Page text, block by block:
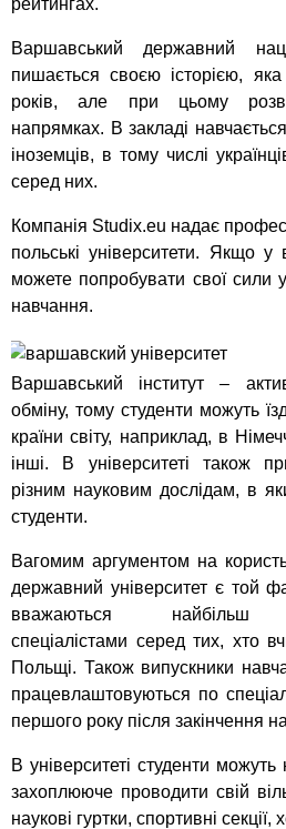
Варшавський державний
пишається своєю історією,
років, але при цьому
напрямках. В закладі
іноземців, в тому числі
серед них.
Компанія Studix.eu надає
польські університети. Якщо
можете попробувати свої сили
навчання.
Варшавський інститут –
обміну, тому студенти можуть
країни світу, наприклад, в
інші. В університеті також
різним науковим дослідам, в
студенти.
Вагомим аргументом на
державний університет є той
вважаються найбільш
спеціалістами серед тих, хто
Польщі. Також випускники
працевлаштовуються по
першого року після закінчення
В університеті студенти
захоплююче проводити свій
наукові гуртки, спортивні секції,